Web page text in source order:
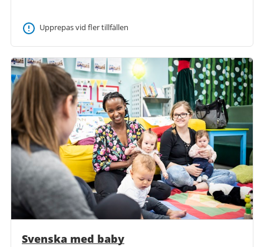
Upprepas vid fler tillfällen
Svenska med baby